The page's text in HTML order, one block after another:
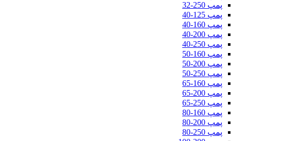
پمپ 250-32
پمپ 125-40
پمپ 160-40
پمپ 200-40
پمپ 250-40
پمپ 160-50
پمپ 200-50
پمپ 250-50
پمپ 160-65
پمپ 200-65
پمپ 250-65
پمپ 160-80
پمپ 200-80
پمپ 250-80